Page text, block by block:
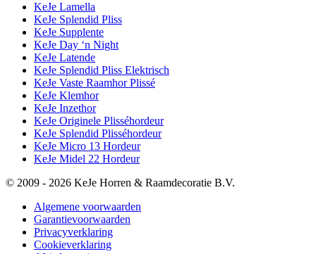
KeJe Lamella
KeJe Splendid Pliss
KeJe Supplente
KeJe Day ‘n Night
KeJe Latende
KeJe Splendid Pliss Elektrisch
KeJe Vaste Raamhor Plissé
KeJe Klemhor
KeJe Inzethor
KeJe Originele Plisséhordeur
KeJe Splendid Plisséhordeur
KeJe Micro 13 Hordeur
KeJe Midel 22 Hordeur
© 2009 - 2026 KeJe Horren & Raamdecoratie B.V.
Algemene voorwaarden
Garantievoorwaarden
Privacyverklaring
Cookieverklaring